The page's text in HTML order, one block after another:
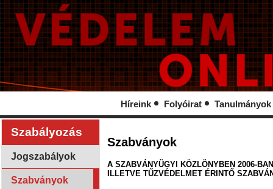
Híreink Folyóirat Tanulmányok
Szabályozás
Jogszabályok
Szabványok
Szabványok
A SZABVÁNYÜGYI KÖZLÖNYBEN 2006-
ILLETVE TŰZVÉDELMET ÉRINTŐ